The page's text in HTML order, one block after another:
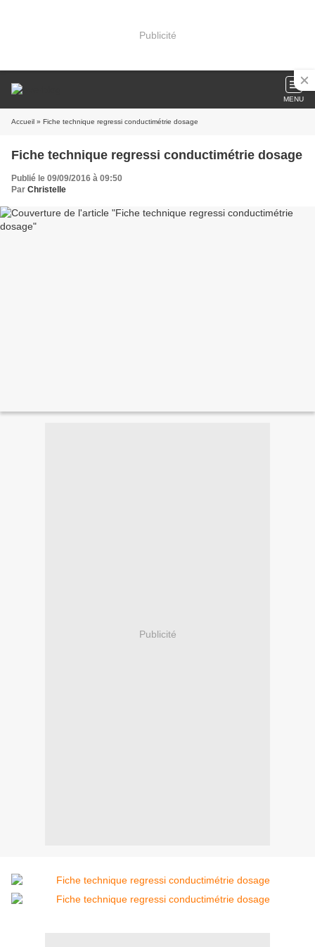
Publicité
MENU
Accueil » Fiche technique regressi conductimétrie dosage
Fiche technique regressi conductimétrie dosage
Publié le 09/09/2016 à 09:50
Par Christelle
Publicité